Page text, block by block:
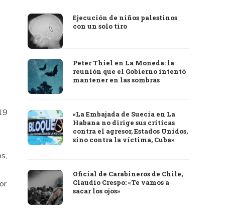
Ejecución de niños palestinos
con un solo tiro
Peter Thiel en La Moneda: la
reunión que el Gobierno intentó
mantener en las sombras
«La Embajada de Suecia en La
Habana no dirige sus críticas
contra el agresor, Estados Unidos,
sino contra la víctima, Cuba»
Oficial de Carabineros de Chile,
Claudio Crespo: «Te vamos a
sacar los ojos»